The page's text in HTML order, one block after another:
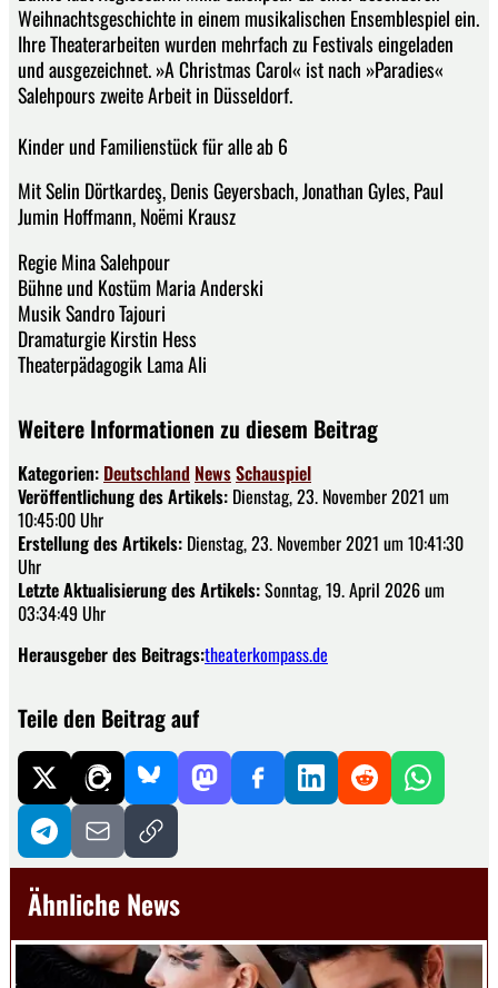
Weihnachtsgeschichte in einem musikalischen Ensemblespiel ein.
Ihre Theaterarbeiten wurden mehrfach zu Festivals eingeladen
und ausgezeichnet. »A Christmas Carol« ist nach »Paradies«
Salehpours zweite Arbeit in Düsseldorf.
Kinder und Familienstück für alle ab 6
Mit Selin Dörtkardeş, Denis Geyersbach, Jonathan Gyles, Paul
Jumin Hoffmann, Noëmi Krausz
Regie Mina Salehpour
Bühne und Kostüm Maria Anderski
Musik Sandro Tajouri
Dramaturgie Kirstin Hess
Theaterpädagogik Lama Ali
Weitere Informationen zu diesem Beitrag
Kategorien: Deutschland NewsSchauspiel
Veröffentlichung des Artikels: Dienstag, 23. November 2021 um
10:45:00 Uhr
Erstellung des Artikels: Dienstag, 23. November 2021 um 10:41:30
Uhr
Letzte Aktualisierung des Artikels:Sonntag, 19. April 2026 um
03:34:49 Uhr
Herausgeber des Beitrags:theaterkompass.de
Teile den Beitrag auf
Ähnliche News